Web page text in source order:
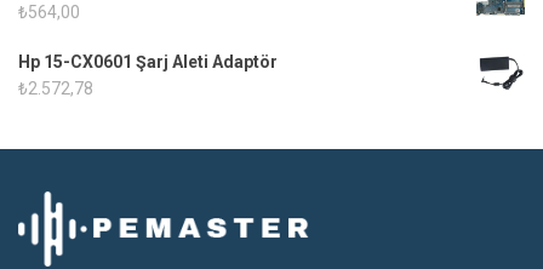
₺564,00
Hp 15-CX0601 Şarj Aleti Adaptör
₺2.572,78